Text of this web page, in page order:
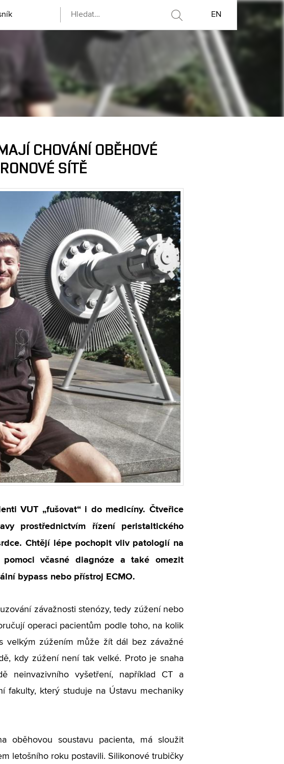
EN
CHOVÁNÍ OBĚHOVÉ
SÍTĚ
VUT „fušovat“ i do medicíny. Čtveřice
prostřednictvím řízení peristaltického
Chtějí lépe pochopit vliv patologií na
pomoci včasné diagnóze a také omezit
bypass nebo přístroj ECMO.
závažnosti stenózy, tedy zúžení nebo
operaci pacientům podle toho, na kolik
velkým zúžením může žít dál bez závažné
kdy zúžení není tak velké. Proto je snaha
neinvazivního vyšetření, například CT a
fakulty, který studuje na Ústavu mechaniky
oběhovou soustavu pacienta, má sloužit
letošního roku postavili. Silikonové trubičky